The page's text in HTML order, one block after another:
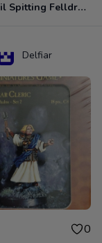
Chainmail Spitting Felldrake
Delfiar
0